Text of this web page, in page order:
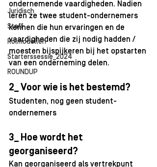
Juridisch
Staff
Rolmodellen
Starterssessie_2024
ROUNDUP
ondernemende vaardigheden. Nadien
leren ze twee student-ondernemers
kennen die hun ervaringen en de
vaardigheden die zij nodig hadden /
moesten bijspijkeren bij het opstarten
van een onderneming delen.
2_ Voor wie is het bestemd?
Studenten, nog geen student-
ondernemers
3_ Hoe wordt het
georganiseerd?
Kan georganiseerd als vertrekpunt